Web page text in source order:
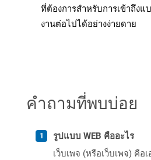
ที่ต้องการสำหรับการเข้าถึง
งานต่อไปได้อย่างง่ายดาย
คำถามที่พบบ่อย
รูปแบบ WEB คืออะไร
เว็บเพจ (หรือเว็บเพจ) คือ